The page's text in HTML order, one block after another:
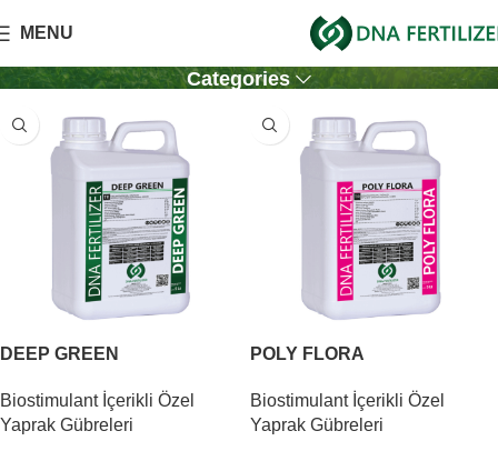
MENU Ürünler
Categories
DEEP GREEN
Biostimulant İçerikli Özel
Yaprak Gübreleri
POLY FLORA
Biostimulant İçerikli Özel
Yaprak Gübreleri